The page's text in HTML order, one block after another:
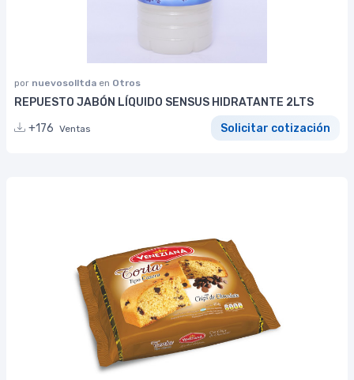
por nuevosolltda en Otros
REPUESTO JABÓN LÍQUIDO SENSUS HIDRATANTE 2LTS
+176 Ventas Solicitar cotización